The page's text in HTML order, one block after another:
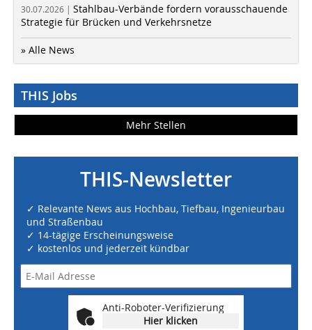
30.07.2026 | Stahlbau-Verbände fordern vorausschauende
Strategie für Brücken und Verkehrsnetze
» Alle News
THIS Jobs
Mehr Stellen
THIS-Newsletter
✓ Relevante News aus Hochbau, Tiefbau, Ingenieurbau
und Straßenbau
✓ 14-tägige Erscheinungsweise
✓ kostenlos und jederzeit kündbar
Anti-Roboter-Verifizierung
Hier klicken